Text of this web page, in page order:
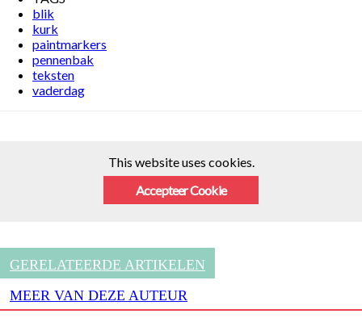
blik
kurk
paintmarkers
pennenbak
teksten
vaderdag
This website uses cookies.
Accepteer Cookie
GERELATEERDE ARTIKELEN
MEER VAN DEZE AUTEUR